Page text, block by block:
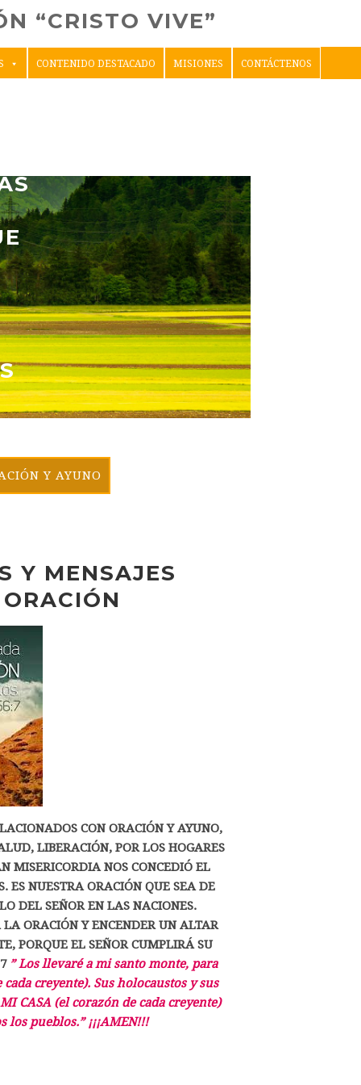
“CRISTO VIVE”
CONTENIDO DESTACADO MISIONES CONTÁCTENOS
Y AYUNO
Y MENSAJES
CON ORACIÓN Y AYUNO,
LIBERACIÓN, POR LOS HOGARES
MISERICORDIA NOS CONCEDIÓ EL
ES NUESTRA ORACIÓN QUE SEA DE
DEL SEÑOR EN LAS NACIONES.
ORACIÓN Y ENCENDER UN ALTAR
PORQUE EL SEÑOR CUMPLIRÁ SU
” Los llevaré a mi santo monte, para
creyente). Sus holocaustos y sus
CASA (el corazón de cada creyente)
los pueblos.” ¡¡¡AMEN!!!